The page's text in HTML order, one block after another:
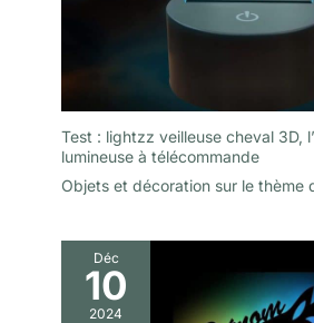
Test : lightzz veilleuse cheval 3D,
lumineuse à télécommande
Objets et décoration sur le thème
Déc
10
2024